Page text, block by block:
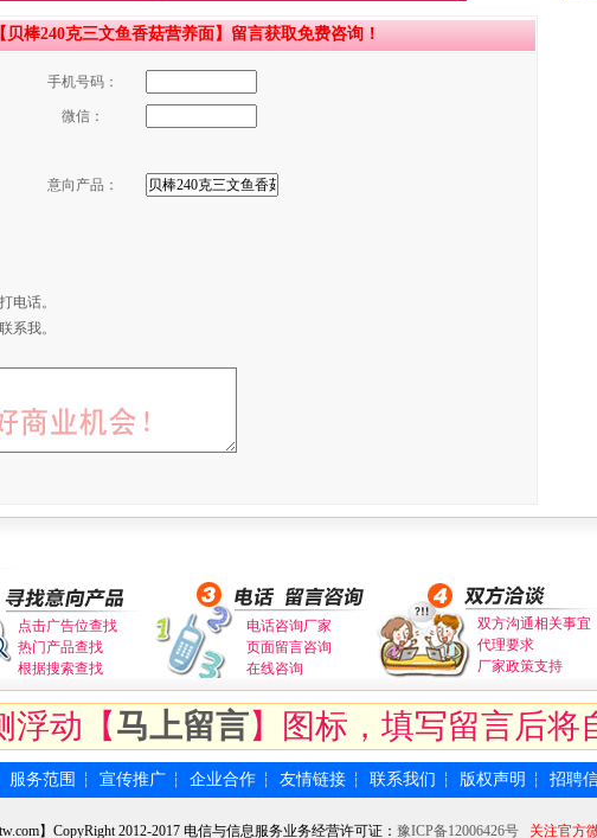
棒240克三文鱼香菇营养面】留言获取免费咨询！
手机号码：
微信：
意向产品：
电话。
系我。
点击广告位查找
热门产品查找
根据搜索查找
电话咨询厂家
页面留言咨询
在线咨询
双方沟通相关事宜
代理要求
厂家政策支持
浮动【马上留言】图标，填写留言后将
服务范围 ┆ 宣传推广 ┆ 企业合作 ┆ 友情链接 ┆ 联系我们 ┆ 版权声明 ┆ 招聘
】CopyRight 2012-2017 电信与信息服务业务经营许可证： 豫ICP备12006426号 关注官方